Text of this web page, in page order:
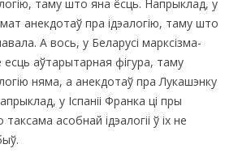
таму што яна ёсць. Напрыклад, у
анекдотаў пра ідэалогію, таму што
А вось, у Беларусі маркciзма-
аўтарытарная фігура, таму
няма, а анекдотаў пра Лукашэнку
у Іспаніі Франка цi пры
асобнай ідэалогіі ў іх не